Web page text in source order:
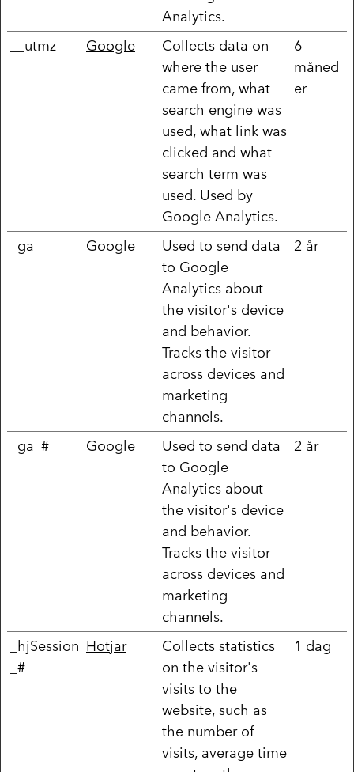
Analytics.
__utmz
Google
Collects data on
where the user
came from, what
search engine was
used, what link was
clicked and what
search term was
used. Used by
Google Analytics.
6
måned
er
_ga Google
Used to send data
to Google
Analytics about
the visitor's device
and behavior.
Tracks the visitor
across devices and
marketing
channels.
2 år
_ga_# Google
Used to send data
to Google
Analytics about
the visitor's device
and behavior.
Tracks the visitor
across devices and
marketing
channels.
2 år
_hjSession
_#
Hotjar
Collects statistics
on the visitor's
visits to the
website, such as
the number of
visits, average time
1 dag